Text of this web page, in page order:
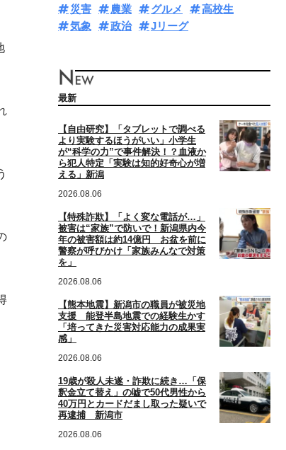
災害
農業 グルメ
高校生
気象
政治 Jリーグ
最新
【自由研究】「タブレットで調べる
より実験するほうがいい」小学生
が“科学の力”で事件解決！？血液か
ら犯人特定「実験は知的好奇心が増
える」新潟
2026.08.06
【特殊詐欺】「よく変な電話が…」
被害は“家族”で防いで！新潟県内今
年の被害額は約14億円 お盆を前に
警察が呼びかけ「家族みんなで対策
を」
2026.08.06
【熊本地震】新潟市の職員が被災地
支援 能登半島地震での経験生かす
「培ってきた災害対応能力の成果実
感」
2026.08.06
19歳が殺人未遂・詐欺に続き…「保
釈金立て替え」の嘘で50代男性から
40万円とカードだまし取った疑いで
再逮捕 新潟市
2026.08.06